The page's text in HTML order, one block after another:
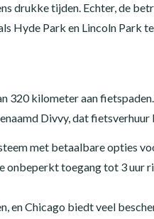
drukke tijden. Echter, de
Hyde Park en Lincoln Park
320 kilometer aan
Divvy, dat
met betaalbare opties
onbeperkt toegang tot 3 uur
en Chicago biedt veel